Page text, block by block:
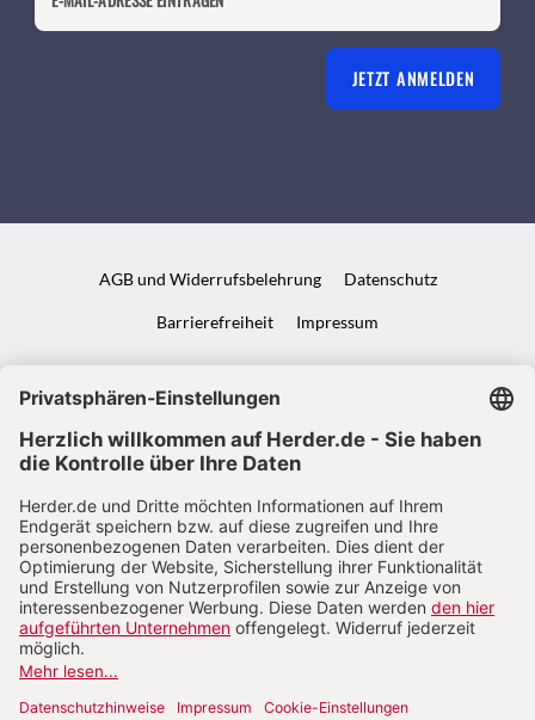
JETZT ANMELDEN
AGB und Widerrufsbelehrung Datenschutz
Barrierefreiheit Impressum
VERTRAG WIDERRUFEN